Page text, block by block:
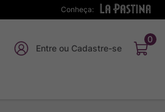
Conheça:
0